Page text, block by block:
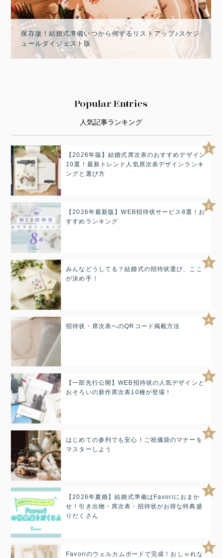
保存版！結婚式準備いつから何するリストアップ♪スケジ
ュールダイジェスト版
Popular Entries
人気記事ランキング
1
【2026年版】結婚式席次表のおすすめデザイン
10選！最新トレンド人気席次表デザインランキ
ングと選び方
2
【2026年最新版】WEB招待状サービス8選！お
すすめランキング
3
みんなどうしてる？結婚式の招待状選び、ここ
が決め手！
4
招待状・席次表へのQRコード掲載方法
5
【一部先行公開】WEB招待状の人気デザインと
おそろいの新作席次表10種が登場！
6
はじめての参列でも安心！ご祝儀袋のマナーを
マスターしよう
7
【2026年夏婚】結婚式準備はFavoriにおまか
せ！引き出物・席次表・招待状がお得な特典盛
りだくさん
8
Favoriのウェルカムボードで完成！おしゃれな